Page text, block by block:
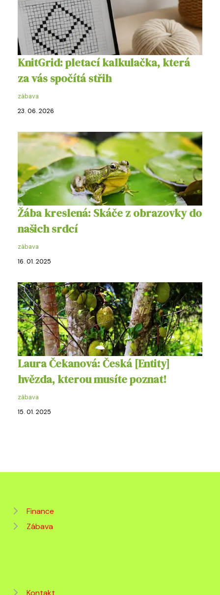
KnitGrid: pletací kalkulačka, která
za vás spočítá střih
zábava
23. 06. 2026
Žába kreslená: Skáče z obrazovky do
našich srdcí
zábava
16. 01. 2025
Laura Čekanová: Česká [Entity]
hvězda, kterou musíte poznat!
zábava
15. 01. 2025
Finance
Zábava
Kontakt